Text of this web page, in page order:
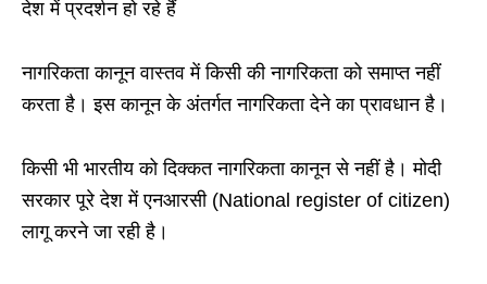
देश में प्रदर्शन हो रहे हैं
नागरिकता कानून वास्तव में किसी की नागरिकता को समाप्त नहीं
करता है। इस कानून के अंतर्गत नागरिकता देने का प्रावधान है।
किसी भी भारतीय को दिक्कत नागरिकता कानून से नहीं है। मोदी
सरकार पूरे देश में एनआरसी (National register of citizen)
लागू करने जा रही है।